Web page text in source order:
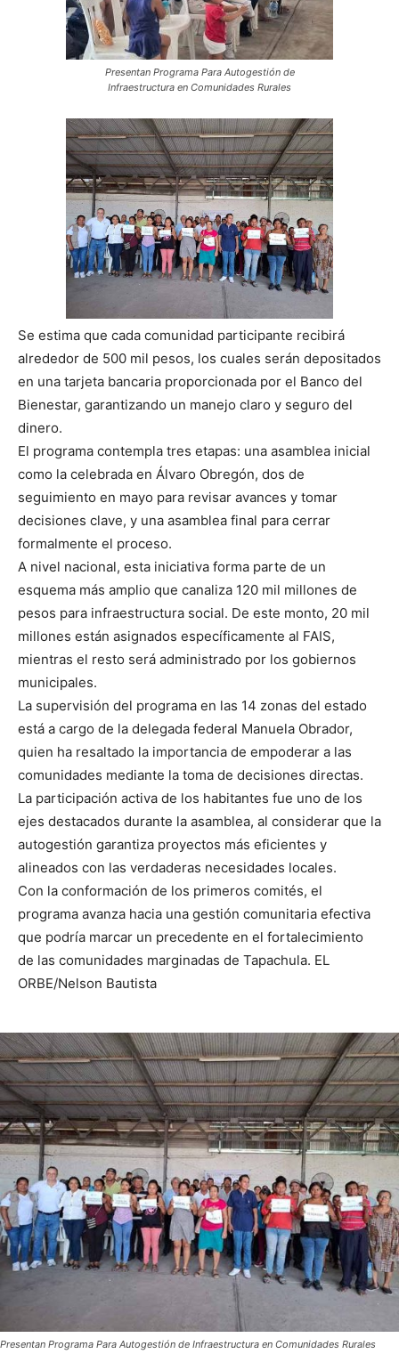
Presentan Programa Para Autogestión de
Infraestructura en Comunidades Rurales
Se estima que cada comunidad participante recibirá
alrededor de 500 mil pesos, los cuales serán depositados
en una tarjeta bancaria proporcionada por el Banco del
Bienestar, garantizando un manejo claro y seguro del
dinero.
El programa contempla tres etapas: una asamblea inicial
como la celebrada en Álvaro Obregón, dos de
seguimiento en mayo para revisar avances y tomar
decisiones clave, y una asamblea final para cerrar
formalmente el proceso.
A nivel nacional, esta iniciativa forma parte de un
esquema más amplio que canaliza 120 mil millones de
pesos para infraestructura social. De este monto, 20 mil
millones están asignados específicamente al FAIS,
mientras el resto será administrado por los gobiernos
municipales.
La supervisión del programa en las 14 zonas del estado
está a cargo de la delegada federal Manuela Obrador,
quien ha resaltado la importancia de empoderar a las
comunidades mediante la toma de decisiones directas.
La participación activa de los habitantes fue uno de los
ejes destacados durante la asamblea, al considerar que la
autogestión garantiza proyectos más eficientes y
alineados con las verdaderas necesidades locales.
Con la conformación de los primeros comités, el
programa avanza hacia una gestión comunitaria efectiva
que podría marcar un precedente en el fortalecimiento
de las comunidades marginadas de Tapachula. EL
ORBE/Nelson Bautista
Presentan Programa Para Autogestión de Infraestructura en Comunidades Rurales